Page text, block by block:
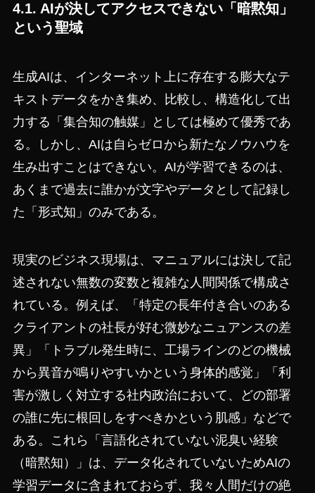
4.1. AIが決してアクセスできない「暗黙知」
という聖域
生成AIは、インターネット上に存在する膨大なテ
キストデータをかき集め、比較し、構造化して出
力する「集合知の触媒」としては極めて優秀であ
る。しかし、AIは自らゼロから新たなノウハウを
生み出すことはできない。AIが学習できるのは、
あくまで過去に誰かが文字やデータとして記録し
た「形式知」のみである。
現実のビジネス現場は、マニュアルには決して記
述されない無数の変数と複雑な人間関係で構成さ
れている。例えば、「特定の長年付き合いのある
クライアントの社長が好む微妙なニュアンスの差
異」「トラブル発生時に、工場ラインのどの機械
から異音が鳴りやすいかという身体的感覚」「利
害が激しく対立する社内政治において、どの部署
の誰に先に根回しをすべきかという肌感」などで
ある。これら「言語化されていない泥臭い経験
（暗黙知）」は、データ化されていないためAIの
学習データに含まれておらず、我々人間だけの絶